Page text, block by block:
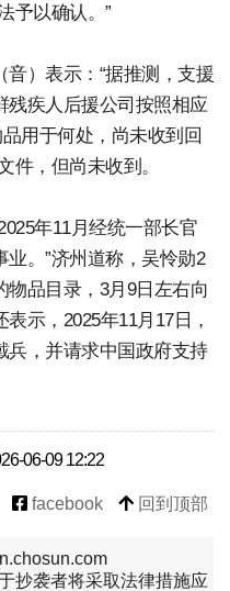
予以确认。”
）表示：“据推测，支援
残疾人后援公司按照相应
用于何处，尚未收到回
件，但尚未收到。
年11月经统一部长官
。”济州道称，吴怜勋2
物品目录，3月9日左右向
示，2025年11月17日，
兵，并请求中国政府支持
06-09 12:22
facebook 回到顶部
抄袭者将采取法律措施应